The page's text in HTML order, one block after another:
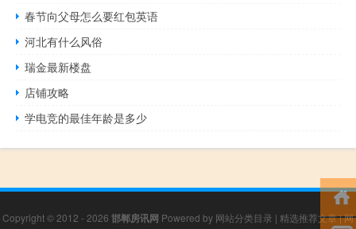
春节向父母怎么要红包英语
河北有什么风俗
瑞金最新楼盘
店铺攻略
学电竞的最佳年龄是多少
Copyright © 2012 - 2026 邯郸房讯网 Powered by 网站分类目录 | 精选推荐文章|网